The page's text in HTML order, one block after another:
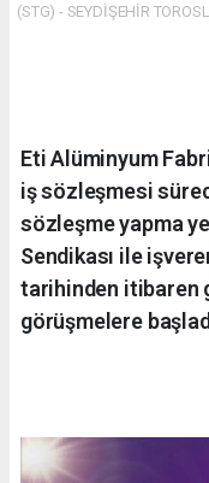
(STG) - SEYDİŞEHİR
Eti Alüminyum
iş sözleşmesi
sözleşme yapma
Sendikası ile
tarihinden itibaren
görüşmelere